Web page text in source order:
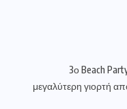
3ο Beach
μεγαλύτερη γιορτή